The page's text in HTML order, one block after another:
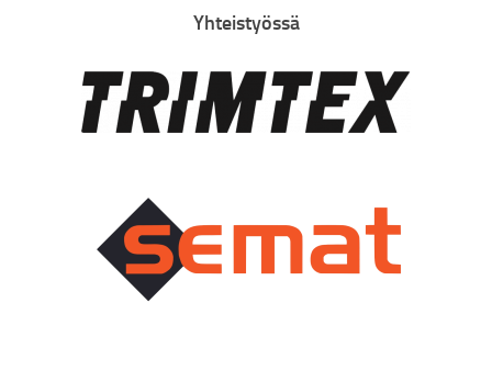
Yhteistyössä